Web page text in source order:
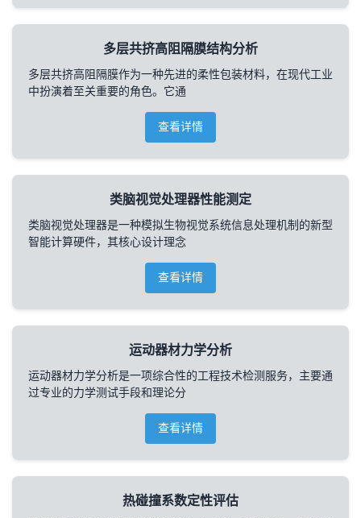
多层共挤高阻隔膜结构分析
多层共挤高阻隔膜作为一种先进的柔性包装材料，在现代工业
中扮演着至关重要的角色。它通
查看详情
类脑视觉处理器性能测定
类脑视觉处理器是一种模拟生物视觉系统信息处理机制的新型
智能计算硬件，其核心设计理念
查看详情
运动器材力学分析
运动器材力学分析是一项综合性的工程技术检测服务，主要通
过专业的力学测试手段和理论分
查看详情
热碰撞系数定性评估